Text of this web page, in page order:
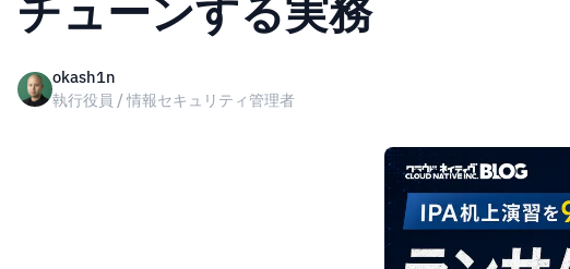
チューンする実務
okash1n
執行役員 / 情報セキュリティ管理者